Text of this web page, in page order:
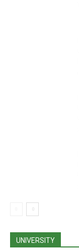
UNIVERSITY